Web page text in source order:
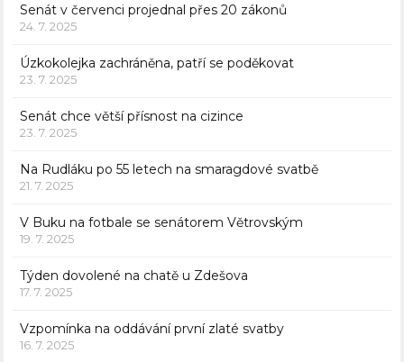
Senát v červenci projednal přes 20 zákonů
24. 7. 2025
Úzkokolejka zachráněna, patří se poděkovat
23. 7. 2025
Senát chce větší přísnost na cizince
23. 7. 2025
Na Rudláku po 55 letech na smaragdové svatbě
21. 7. 2025
V Buku na fotbale se senátorem Větrovským
19. 7. 2025
Týden dovolené na chatě u Zdešova
17. 7. 2025
Vzpomínka na oddávání první zlaté svatby
16. 7. 2025